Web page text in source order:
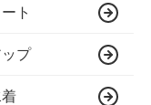
ト
ップ
着